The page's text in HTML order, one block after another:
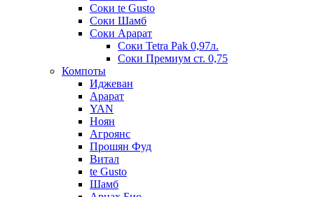
Соки te Gusto
Соки Шамб
Соки Арарат
Соки Tetra Pak 0,97л.
Соки Премиум ст. 0,75
Компоты
Иджеван
Арарат
YAN
Ноян
Агроянс
Прошян Фуд
Витал
te Gusto
Шамб